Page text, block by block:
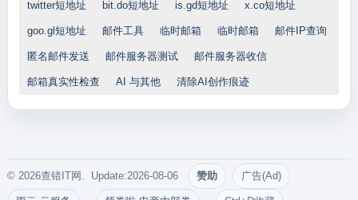
twitter短地址 bit.do短地址 is.gd短地址 x.co短地址
goo.gl短地址 邮件工具 临时邮箱 临时邮箱 邮件IP查询
匿名邮件发送 邮件服务器测试 邮件服务器收信
邮箱真实性检查 AI 与其他 清除AI创作痕迹
© 2026查错IT网. Update:2026-08-06 赞助 广告(Ad)